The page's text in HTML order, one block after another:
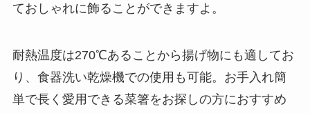
ておしゃれに飾ることができますよ。
耐熱温度は270℃あることから揚げ物にも適してお
り、食器洗い乾燥機での使用も可能。お手入れ簡
単で長く愛用できる菜箸をお探しの方におすすめ